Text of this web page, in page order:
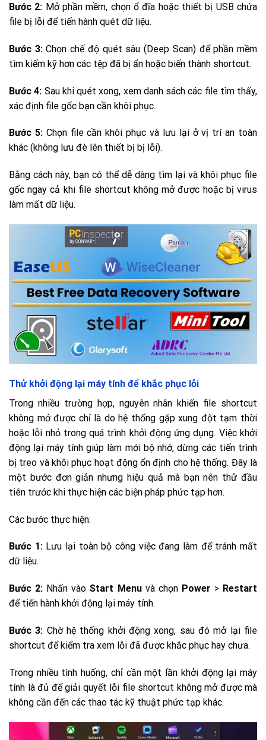
Bước 2: Mở phần mềm, chọn ổ đĩa hoặc thiết bị USB chứa
file bị lỗi để tiến hành quét dữ liệu.
Bước 3:Chọn chế độ quét sâu (Deep Scan) để phần mềm
tìm kiếm kỹ hơn các tệp đã bị ẩn hoặc biến thành shortcut.
Bước 4: Sau khi quét xong, xem danh sách các file tìm thấy,
xác định file gốc bạn cần khôi phục.
Bước 5:Chọn file cần khôi phục và lưu lại ở vị trí an toàn
khác (không lưu đè lên thiết bị bị lỗi).
Bằng cách này, bạn có thể dễ dàng tìm lại và khôi phục file
gốc ngay cả khi file shortcut không mở được hoặc bị virus
làm mất dữ liệu.
Thử khởi động lại máy tính để khắc phục lỗi
Trong nhiều trường hợp, nguyên nhân khiến file shortcut
không mở được chỉ là do hệ thống gặp xung đột tạm thời
hoặc lỗi nhỏ trong quá trình khởi động ứng dụng. Việc khởi
động lại máy tính giúp làm mới bộ nhớ, dừng các tiến trình
bị treo và khôi phục hoạt động ổn định cho hệ thống. Đây là
một bước đơn giản nhưng hiệu quả mà bạn nên thử đầu
tiên trước khi thực hiện các biện pháp phức tạp hơn.
Các bước thực hiện:
Bước 1:Lưu lại toàn bộ công việc đang làm để tránh mất
dữ liệu.
Bước 2: Nhấn vàoStart Menuvà chọn Power > Restart
để tiến hành khởi động lại máy tính.
Bước 3: Chờ hệ thống khởi động xong, sau đó mở lại file
shortcut để kiểm tra xem lỗi đã được khắc phục hay chưa.
Trong nhiều tình huống, chỉ cần một lần khởi động lại máy
tính là đủ để giải quyết lỗi file shortcut không mở được mà
không cần đến các thao tác kỹ thuật phức tạp khác.